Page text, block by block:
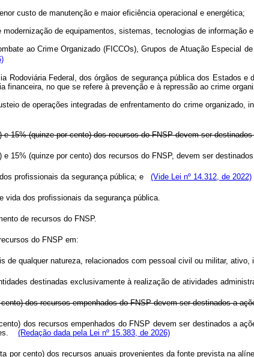
custo de manutenção e maior eficiência operacional e energética;
modernização de equipamentos, sistemas, tecnologias de
ao Crime Organizado (FICCOs), Grupos de Atuação Especial
Rodoviária Federal, dos órgãos de segurança pública dos Estados
financeira, no que se refere à prevenção e à repressão ao crime
de operações integradas de enfrentamento do crime
e 15% (quinze por cento) dos recursos do FNSP devem ser
e 15% (quinze por cento) dos recursos do FNSP, devem ser
profissionais da segurança pública; e (Vide Lei nº 14.312, de 2022)
vida dos profissionais da segurança pública.
de recursos do FNSP.
do FNSP em:
de qualquer natureza, relacionados com pessoal civil ou militar,
destinadas exclusivamente à realização de atividades
cento) dos recursos empenhados do FNSP devem ser destinados
dos recursos empenhados do FNSP devem ser destinados a
(Redação dada pela Lei nº 15.383, de 2026)
por cento) dos recursos anuais provenientes da fonte prevista na